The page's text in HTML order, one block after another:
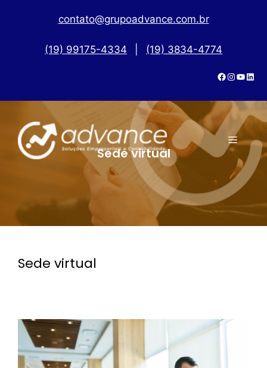
contato@grupoadvance.com.br
(19) 99175-4334 (19) 3834-4774
Sede virtual
Sede virtual